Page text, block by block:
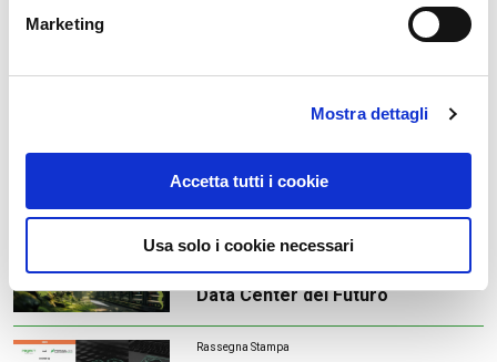
Marketing
Mostra dettagli
Accetta tutti i cookie
Usa solo i cookie necessari
Siamo Citrix Preferred Services
Partner
Tech News
SOSTENIBILITÀ e TECNOLOGIA: i
Data Center del Futuro
Rassegna Stampa